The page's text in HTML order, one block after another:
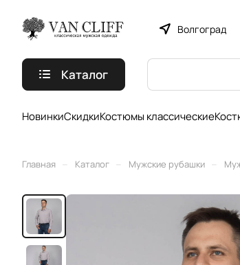
Волгоград
Каталог
НовинкиСкидкиКостюмы классические
Главная Каталог Мужские рубашки